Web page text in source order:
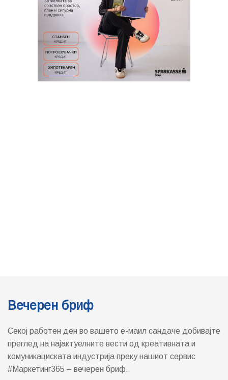
Вечерен бриф
Секој работен ден во вашето е-маил сандаче добивајте
преглед на најактуелните вести од креативната и
комуникациската индустрија преку нашиот сервис
#Маркетинг365 – вечерен бриф.